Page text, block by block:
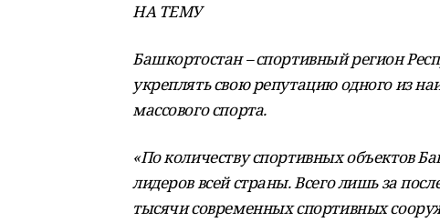
НА ТЕМУ
Башкортостан – спортивный регион
укреплять свою репутацию одного из
массового спорта.
«По количеству спортивных объектов
лидеров всей страны. Всего лишь за
тысячи современных спортивных